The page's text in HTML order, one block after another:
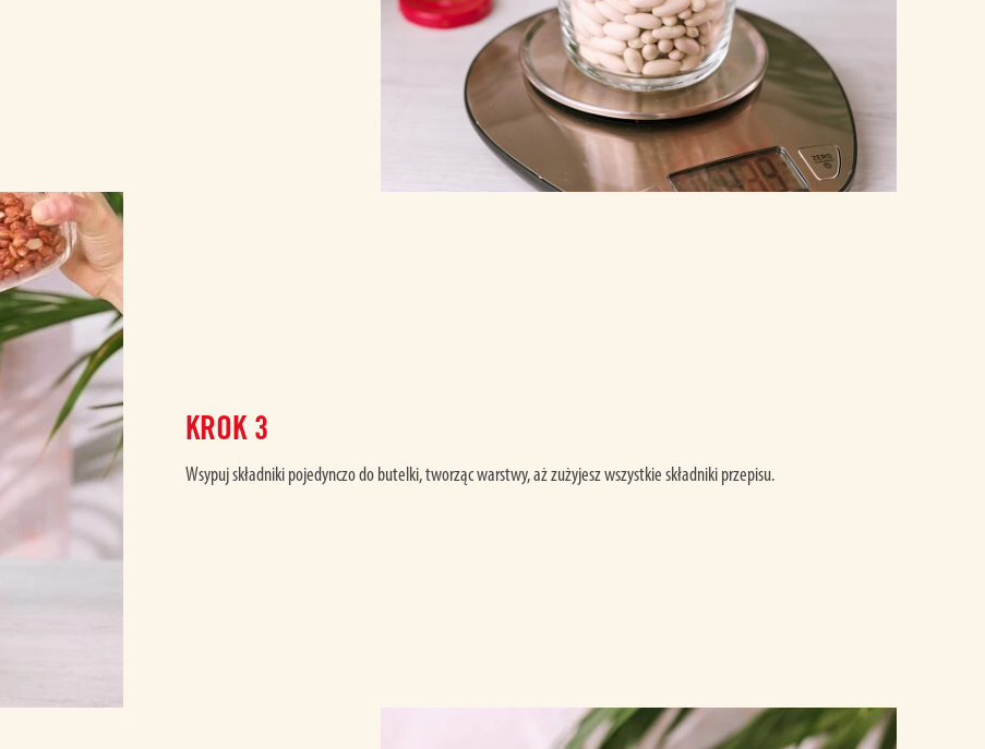
KROK3
Wsypuj składniki pojedynczo do butelki, tworząc warstwy, aż zużyjesz wszystkie składniki przepisu.